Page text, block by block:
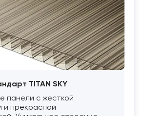
TITAN SKY
панели с жесткой
и прекрасной